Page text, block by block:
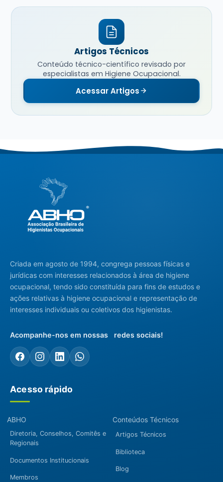
Artigos Técnicos
Conteúdo técnico-científico revisado por
especialistas em Higiene Ocupacional.
Acessar Artigos
Criada em agosto de 1994, congrega pessoas físicas e
jurídicas com interesses relacionados à área de higiene
ocupacional, tendo sido constituída para fins de estudos e
ações relativas à higiene ocupacional e representação de
interesses individuais ou coletivos dos higienistas.
Acompanhe-nos em nossas redes sociais!
Acesso rápido
ABHO
Diretoria, Conselhos, Comitês e
Regionais
Documentos Institucionais
Membros
Conteúdos Técnicos
Artigos Técnicos
Biblioteca
Blog